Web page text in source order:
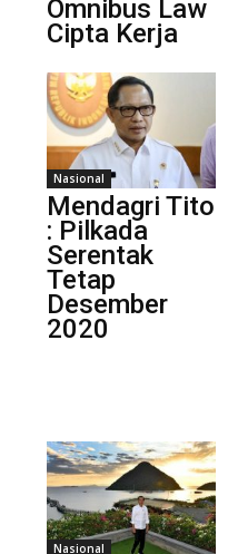
Omnibus Law
Cipta Kerja
Nasional
Mendagri Tito
: Pilkada
Serentak
Tetap
Desember
2020
Nasional